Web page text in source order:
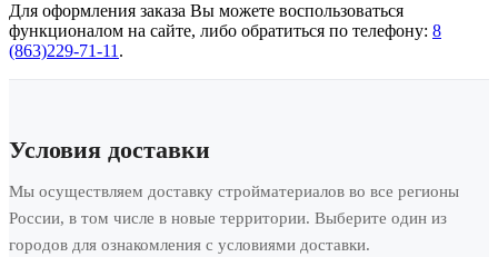
Для оформления заказа Вы можете воспользоваться
функционалом на сайте, либо обратиться по телефону: 8
(863)229-71-11 .
Условия доставки
Мы осуществляем доставку стройматериалов во все регионы
России, в том числе в новые территории. Выберите один из
городов для ознакомления с условиями доставки.